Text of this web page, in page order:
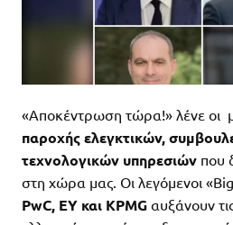
«Αποκέντρωση τώρα!» λένε οι
παροχής ελεγκτικών,
τεχνολογικών υπηρεσιών που
στη χώρα μας. Οι λεγόμενοι
PwC, ΕΥ και KPMG αυξάνουν